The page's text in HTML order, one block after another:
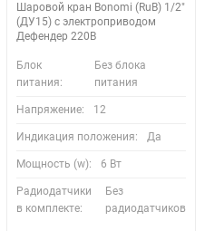
Шаровой кран Bonomi (RuB) 1/2"
(ДУ15) с электроприводом
Дефендер 220В
Блок
питания:
Без блока
питания
Напряжение: 12
Индикация положения: Да
Мощность (w): 6 Вт
Радиодатчики
в комплекте:
Без
радиодатчиков